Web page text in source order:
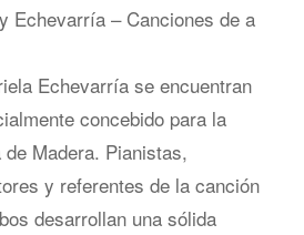
Echevarría – Canciones de a
Echevarría se encuentran
concebido para la
Madera. Pianistas,
y referentes de la canción
desarrollan una sólida